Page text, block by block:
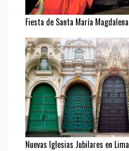
Fiesta de Santa María Magdalena
Nuevas Iglesias Jubilares en Lima